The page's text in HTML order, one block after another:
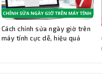
Cách chỉnh sửa ngày giờ trên
máy tính cực dễ, hiệu quả